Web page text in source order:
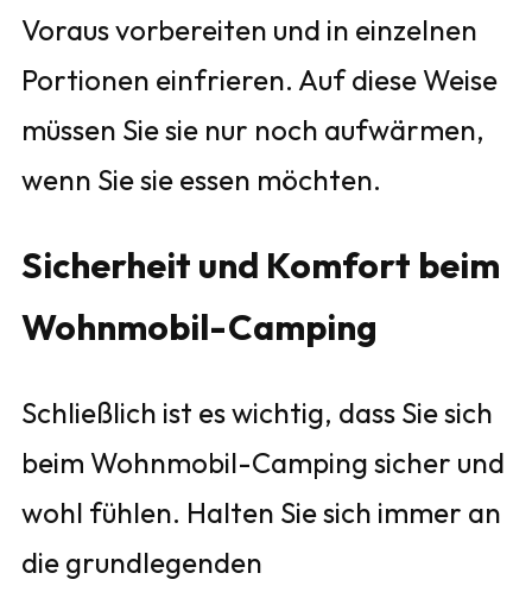
Voraus vorbereiten und in einzelnen
Portionen einfrieren. Auf diese Weise
müssen Sie sie nur noch aufwärmen,
wenn Sie sie essen möchten.
Sicherheit und Komfort beim
Wohnmobil-Camping
Schließlich ist es wichtig, dass Sie sich
beim Wohnmobil-Camping sicher und
wohl fühlen. Halten Sie sich immer an
die grundlegenden